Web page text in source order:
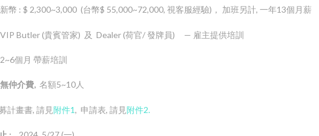
幣 : $ 2,300~3,000 (台幣$ 55,000~72,000, 視客服經驗)， 加班另計, 一年13個月薪
Butler (貴賓管家) 及 Dealer (荷官/ 發牌員) — 雇主提供培訓
個月 帶薪培訓
無仲介費, 名額5~10人
計畫書, 請見附件1, 申請表, 請見附件2.